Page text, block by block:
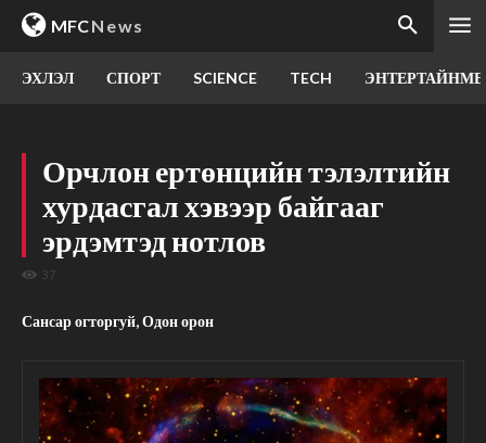
MFCNews
ЭХЛЭЛ СПОРТ SCIENCE TECH
Орчлон ертөнцийн тэлэлтийн
хурдасгал хэвээр байгааг
эрдэмтэд нотлов
37
Сансар огторгуй, Одон орон